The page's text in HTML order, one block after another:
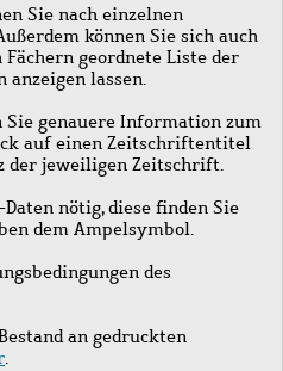
Sie nach einzelnen
können Sie sich auch
geordnete Liste der
lassen.
Sie genauere Information zum
auf einen Zeitschriftentitel
der jeweiligen Zeitschrift.
nötig, diese finden Sie
dem Ampelsymbol.
des
an gedruckten
.